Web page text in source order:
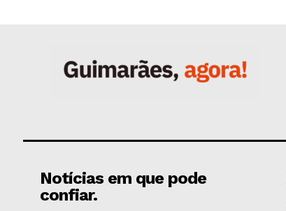
Notícias em que pode
confiar.